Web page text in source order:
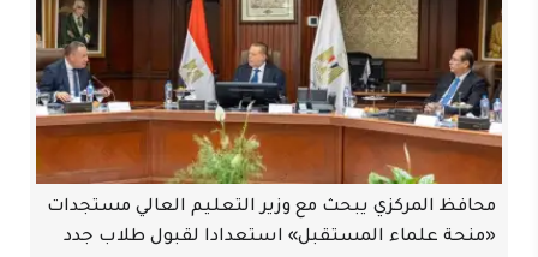
محافظ المركزي يبحث مع وزير التعليم العالي مستجدات
«منحة علماء المستقبل» استعدادا لقبول طلاب جدد